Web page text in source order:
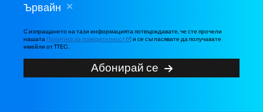
Ървайн
С изпращането на тази информацията потвърждавате, че сте прочели
нашата Политика за поверителност
и се съгласявате да получавате
имейли от TTEC.
Абонирай се